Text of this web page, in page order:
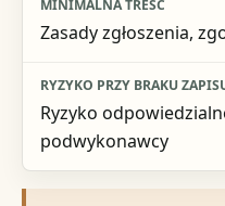
Zasady zgłoszenia,
Ryzyko
podwykonawcy